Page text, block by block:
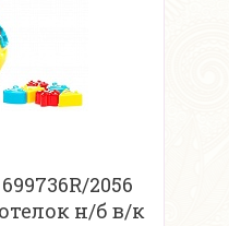
2056
н/б в/к